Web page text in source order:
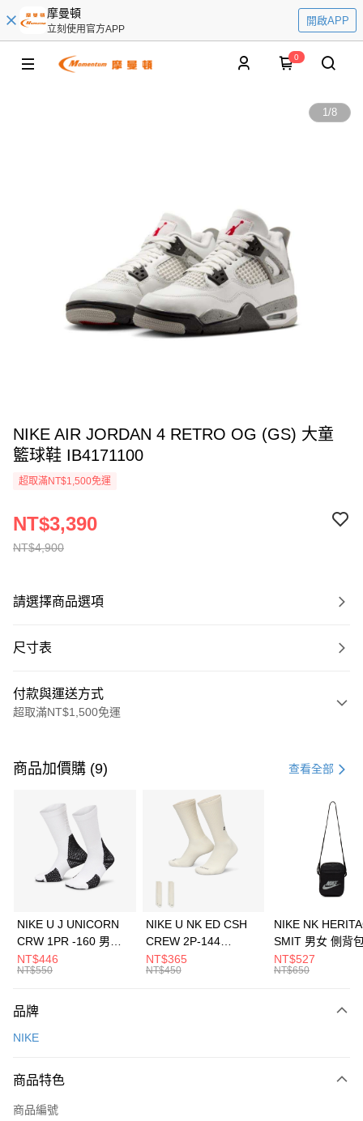
摩曼頓
立刻使用官方APP
開啟APP
0
1/8
NIKE AIR JORDAN 4 RETRO OG (GS) 大童
籃球鞋 IB4171100
超取滿NT$1,500免運
NT$4,900
NT$3,390
請選擇商品選項
尺寸表
付款與運送方式
超取滿NT$1,500免運
信用卡一次付款
3 期 0 利率 每期 21家銀行
合作金庫商業銀行
第一商業銀行
華南商業銀行
彰化商業銀行
上海商業儲蓄銀行
元大商業銀行
台灣樂天信用卡公司
Apple Pay
全盈+PAY
AFTEE先享後付
【關於「AFTEE先享後付」】
便利好安心！
３．安心：先確認商品／服務後，再付款。
【「AFTEE先享後付」結帳流程】
運送方式
每筆NT$100，滿NT$1,500(含以上)免運費
宅配
商品加價購 (9) 查看全部
NIKE U J UNICORN
CRW 1PR -160 男女
中統襪 FZ3393100
NT$446
NT$550
NIKE U NK ED CSH
CREW 2P-144
EMBRDY 男女 短統襪
FZ3073133
NT$365
NT$450
NIKE NK
SMIT 男女 側背
BA5871010
NT$527
NT$650
品牌
NIKE
商品特色
商品編號